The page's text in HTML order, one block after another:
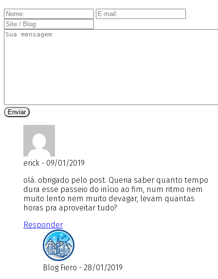
erick - 09/01/2019
olá. obrigado pelo post. Queria saber quanto tempo
dura esse passeio do início ao fim, num ritmo nem
muito lento nem muito devagar, levam quantas
horas pra aproveitar tudo?
Responder
Blog Fiero - 28/01/2019